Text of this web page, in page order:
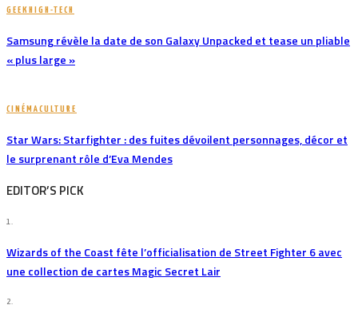
GEEK HIGH-TECH
Samsung révèle la date de son Galaxy Unpacked et tease un pliable
« plus large »
CINÉMACULTURE
Star Wars: Starfighter : des fuites dévoilent personnages, décor et
le surprenant rôle d’Eva Mendes
EDITOR’S PICK
1.
Wizards of the Coast fête l’officialisation de Street Fighter 6 avec
une collection de cartes Magic Secret Lair
2.